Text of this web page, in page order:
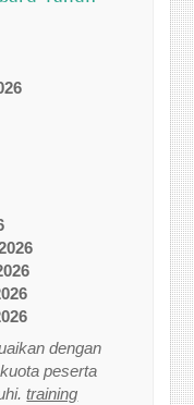
dengan
peserta
training